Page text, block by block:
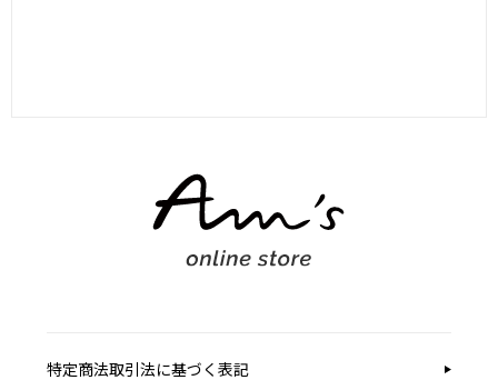
特定商法取引法に基づく表記